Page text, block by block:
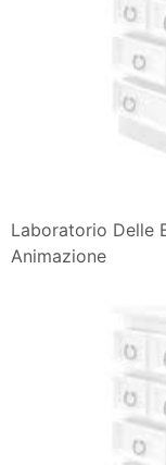
Laboratorio Delle
Animazione